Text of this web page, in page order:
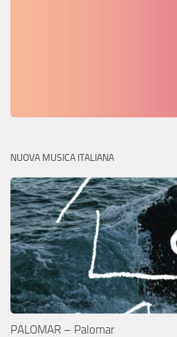
NUOVA MUSICA ITALIANA
PALOMAR – Palomar